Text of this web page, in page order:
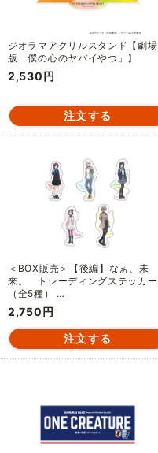
ジオラマアクリルスタンド【劇場
版「僕の心のヤバイやつ」】
2,530円
＜BOX販売＞【後編】なぁ、未
来。 トレーディングステッカー
（全5種） …
2,750円